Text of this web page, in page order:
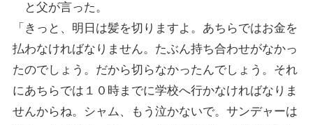
と父が言った。
「きっと、明日は髪を切りますよ。あちらではお金を
払わなければなりません。たぶん持ち合わせがなかっ
たのでしょう。だから切らなかったんでしょう。それ
にあちらでは１０時までに学校へ行かなければなりま
せんからね。シャム、もう泣かないで。サンデャーは